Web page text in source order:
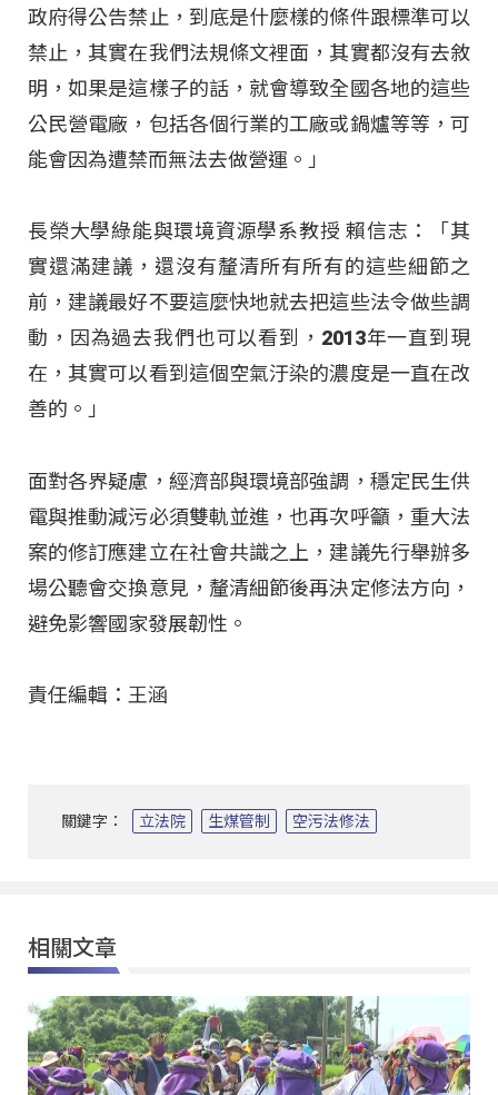
政府得公告禁止，到底是什麼樣的條件跟標準可以
禁止，其實在我們法規條文裡面，其實都沒有去敘
明，如果是這樣子的話，就會導致全國各地的這些
公民營電廠，包括各個行業的工廠或鍋爐等等，可
能會因為遭禁而無法去做營運。」
長榮大學綠能與環境資源學系教授 賴信志：「其
實還滿建議，還沒有釐清所有所有的這些細節之
前，建議最好不要這麼快地就去把這些法令做些調
動，因為過去我們也可以看到，2013年一直到現
在，其實可以看到這個空氣汙染的濃度是一直在改
善的。」
面對各界疑慮，經濟部與環境部強調，穩定民生供
電與推動減污必須雙軌並進，也再次呼籲，重大法
案的修訂應建立在社會共識之上，建議先行舉辦多
場公聽會交換意見，釐清細節後再決定修法方向，
避免影響國家發展韌性。
責任編輯：王涵
關鍵字： 立法院 生煤管制 空污法修法
相關文章